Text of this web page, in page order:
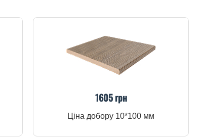
1605 грн
Ціна добору 10*100 мм